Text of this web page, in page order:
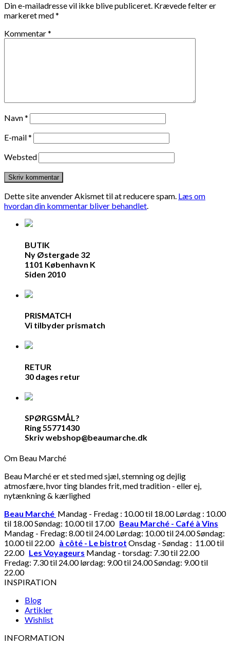
Din e-mailadresse vil ikke blive publiceret. Krævede felter er
markeret med*
Kommentar*
Navn*
E-mail*
Websted
Dette site anvender Akismet til at reducere spam. Læs om
hvordan din kommentar bliver behandlet.
BUTIK
Ny Østergade 32
1101 København K
Siden 2010
PRISMATCH
Vi tilbyder prismatch
RETUR
30 dages retur
SPØRGSMÅL?
Ring 55771430
Skriv webshop@beaumarche.dk
Om Beau Marché
Beau Marché er et sted med sjæl, stemning og dejlig
atmosfære, hvor ting blandes frit, med tradition - eller ej,
nytænkning & kærlighed
Beau Marché Mandag - Fredag : 10.00 til 18.00 Lørdag : 10.00
til 18.00 Søndag: 10.00 til 17.00 Beau Marché - Café à Vins
Mandag - Fredag: 8.00 til 24.00 Lørdag: 10.00 til 24.00 Søndag:
10.00 til 22.00 à côté - Le bistrot Onsdag - Søndag : 11.00 til
22.00 Les Voyageurs Mandag - torsdag: 7.30 til 22.00
Fredag: 7.30 til 24.00 lørdag: 9.00 til 24.00 Søndag: 9.00 til
22.00
INSPIRATION
Blog
Artikler
Wishlist
INFORMATION